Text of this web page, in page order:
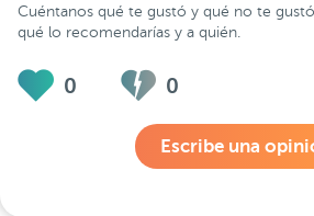
Cuéntanos qué te gustó y qué no te
qué lo recomendarías y a quién.
0 0
Escribe una